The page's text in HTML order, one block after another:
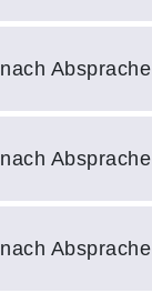
nach Absprache
nach Absprache
nach Absprache